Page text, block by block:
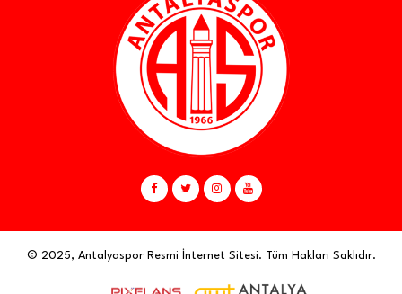
© 2025, Antalyaspor Resmi İnternet Sitesi. Tüm Hakları Saklıdır.